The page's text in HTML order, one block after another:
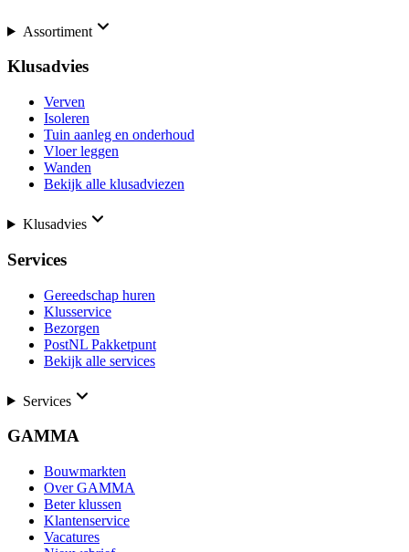
Assortiment
Klusadvies
Verven
Isoleren
Tuin aanleg en onderhoud
Vloer leggen
Wanden
Bekijk alle klusadviezen
Klusadvies
Services
Gereedschap huren
Klusservice
Bezorgen
PostNL Pakketpunt
Bekijk alle services
Services
GAMMA
Bouwmarkten
Over GAMMA
Beter klussen
Klantenservice
Vacatures